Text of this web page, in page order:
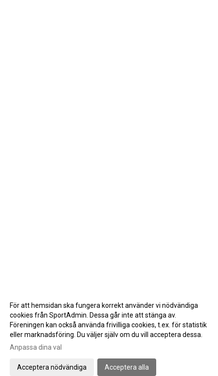
Gå till Webbversion
För att hemsidan ska fungera korrekt använder vi nödvändiga
cookies från SportAdmin. Dessa går inte att stänga av.
Föreningen kan också använda frivilliga cookies, t.ex. för statistik
eller marknadsföring. Du väljer själv om du vill acceptera dessa.
Anpassa dina val
Acceptera nödvändiga Acceptera alla